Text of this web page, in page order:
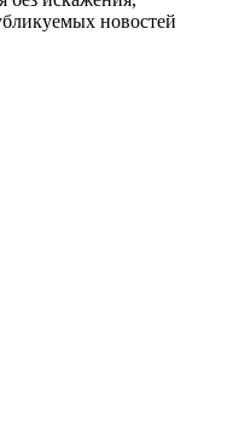
новостей